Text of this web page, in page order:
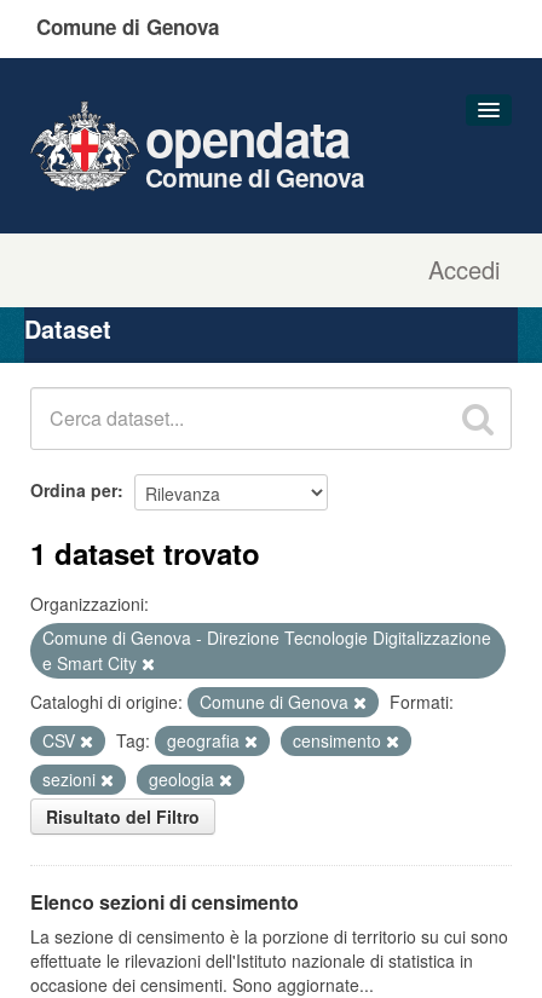
Comune di Genova
Accedi
opendata
Comune di Genova
Organizzazioni
Gruppi
Dataset
Ordina per
1 dataset trovato
Organizzazioni:
Comune di Genova - Direzione Tecnologie Digitalizzazione
e Smart City
Cataloghi di origine:
Comune di Genova
Formati:
CSV
Tag: geografia
censimento
sezioni
geologia
Risultato del Filtro
Elenco sezioni di censimento
La sezione di censimento è la porzione di territorio su cui sono
effettuate le rilevazioni dell'Istituto nazionale di statistica in
occasione dei censimenti. Sono aggiornate...